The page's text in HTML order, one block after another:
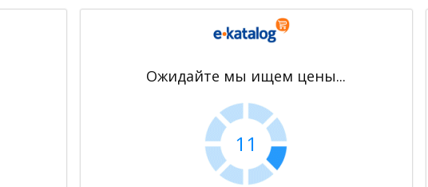
Ожидайте мы ищем цены...
11